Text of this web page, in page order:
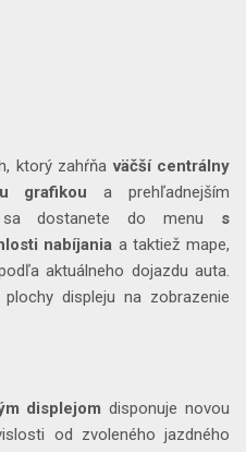
ktorý zahŕňaväčší centrálny
grafikou a prehľadnejším
dostanete do menu s
nabíjania a taktiež mape,
aktuálneho dojazdu auta.
displeju na zobrazenie
displejom disponuje novou
od zvoleného jazdného